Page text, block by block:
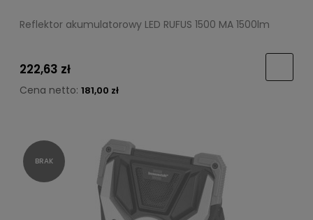
Reflektor akumulatorowy LED RUFUS 1500 MA 1500lm
222,63 zł
Cena netto: 181,00 zł